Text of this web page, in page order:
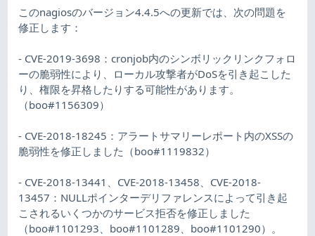
このnagiosのバージョン4.4.5への更新では、次の問題を
修正します：
- CVE-2019-3698：cronjob内のシンボリックリンクフォロ
ーの脆弱性により、ローカル攻撃者がDoSを引き起こした
り、権限を昇格したりする可能性があります。
（boo#1156309）
- CVE-2018-18245：アラートサマリーレポート内のXSSの
脆弱性を修正しました（boo#1119832）
- CVE-2018-13441、CVE-2018-13458、CVE-2018-
13457：NULLポインターデリファレンスによって引き起
こされるいくつかのサービス拒否を修正しました
（boo#1101293、boo#1101289、boo#1101290）。